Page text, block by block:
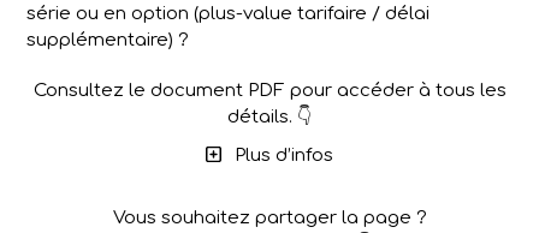
série ou en option (plus-value tarifaire / délai
supplémentaire) ?
Consultez le document PDF pour accéder à tous les
détails. 👇
Plus d’infos
Vous souhaitez partager la page ?